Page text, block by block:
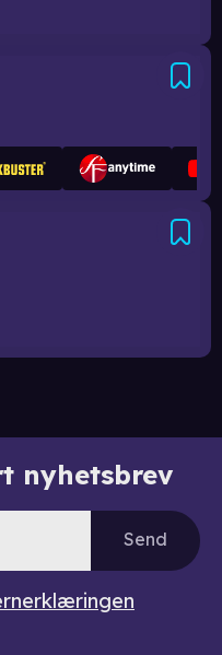
nyhetsbrev
Send